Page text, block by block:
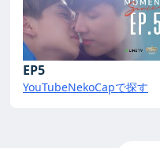
EP5
YouTubeNekoCapで探す